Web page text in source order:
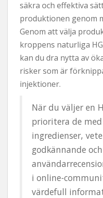
säkra och effektiva
produktionen genom
Genom att välja
kroppens naturliga
kan du dra nytta av
risker som är
injektioner.
När du väljer en
prioritera de
ingredienser,
godkännande
i online-
värdefull